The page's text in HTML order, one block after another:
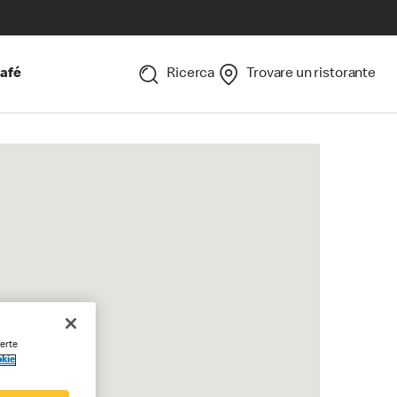
Ricerca Trovare un ristorante